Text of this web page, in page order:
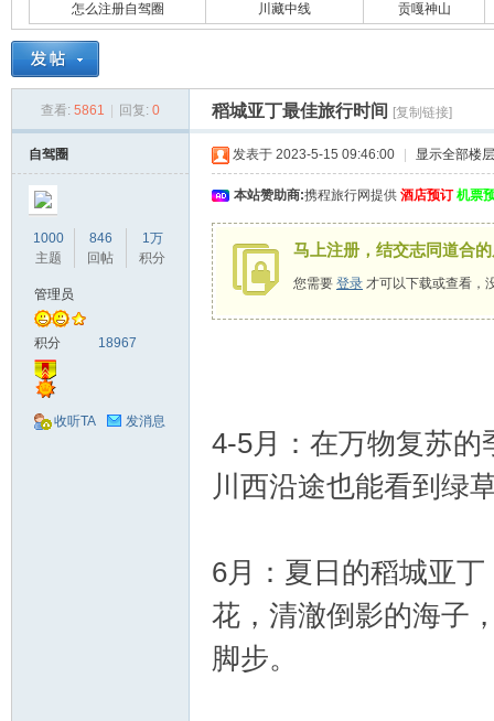
索
自 » › › › › ›
怎么注册自驾圈
川藏中线 贡嘎神山
查看: 5861 回复: 0 稻城亚丁最佳旅行时间 [复制链接]
自驾圈
1000
主题
846
回帖
1万
积分
管理员
积分 18967
收听TA 发消息
发表于 2023-5-15 09:46:00 显示全部楼层
本站赞助商:携程旅行网提供 酒店预订 机票
马上注册，结交志同道合
您需要 登录 才可以下载或查看，
4-5月：在万物复苏的
川西沿途也能看到绿
6月：夏日的稻城亚
花，清澈倒影的海子
脚步。